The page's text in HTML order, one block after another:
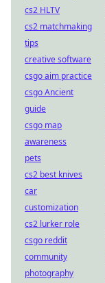
cs2 HLTV
cs2 matchmaking
tips
creative software
csgo aim practice
csgo Ancient
guide
csgo map
awareness
pets
cs2 best knives
car
customization
cs2 lurker role
csgo reddit
community
photography